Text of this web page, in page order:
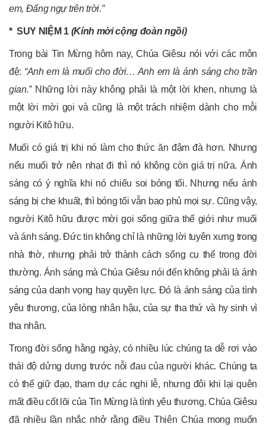
em, Đấng ngự trên trời.”
* SUY NIỆM 1 (Kính mời cộng đoàn ngồi)
Trong bài Tin Mừng hôm nay, Chúa Giêsu nói với các môn
đệ: “Anh em là muối cho đời… Anh em là ánh sáng cho trần
gian.”Những lời này không phải là một lời khen, nhưng là
một lời mời gọi và cũng là một trách nhiệm dành cho mỗi
người Kitô hữu.
Muối có giá trị khi nó làm cho thức ăn đậm đà hơn. Nhưng
nếu muối trở nên nhạt đi thì nó không còn giá trị nữa. Ánh
sáng có ý nghĩa khi nó chiếu soi bóng tối. Nhưng nếu ánh
sáng bị che khuất, thì bóng tối vẫn bao phủ mọi sự. Cũng vậy,
người Kitô hữu được mời gọi sống giữa thế giới như muối
và ánh sáng. Đức tin không chỉ là những lời tuyên xưng trong
nhà thờ, nhưng phải trở thành cách sống cụ thể trong đời
thường. Ánh sáng mà Chúa Giêsu nói đến không phải là ánh
sáng của danh vọng hay quyền lực. Đó là ánh sáng của tình
yêu thương, của lòng nhân hậu, của sự tha thứ và hy sinh vì
tha nhân.
Trong đời sống hằng ngày, có nhiều lúc chúng ta dễ rơi vào
thái độ dửng dưng trước nỗi đau của người khác. Chúng ta
có thể giữ đạo, tham dự các nghi lễ, nhưng đôi khi lại quên
mất điều cốt lõi của Tin Mừng là tình yêu thương. Chúa Giêsu
đã nhiều lần nhắc nhở rằng điều Thiên Chúa mong muốn